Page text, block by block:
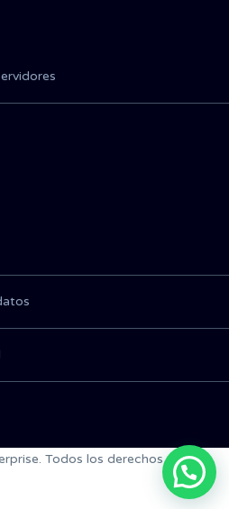
Todos los derechos